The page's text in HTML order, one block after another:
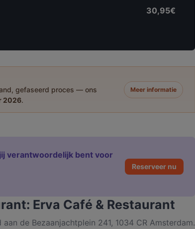
30,95€
gefaseerd proces — ons
2026.
Meer informatie
verantwoordelijk bent voor
Reserveer nu
Erva Café & Restaurant
de Bezaanjachtplein 241, 1034 CR Amsterdam.